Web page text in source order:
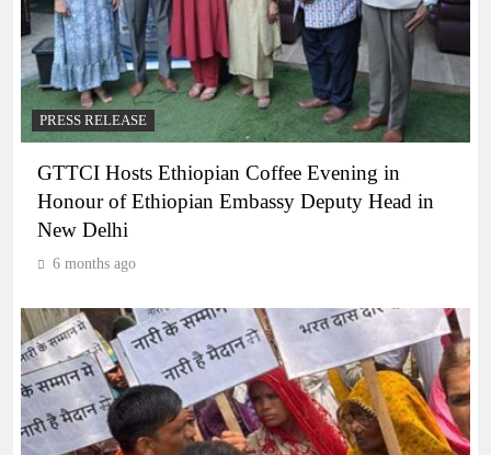
PRESS RELEASE
GTTCI Hosts Ethiopian Coffee Evening in
Honour of Ethiopian Embassy Deputy Head in
New Delhi
6 months ago